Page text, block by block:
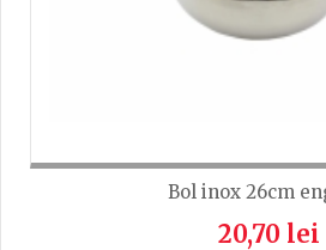
Bol inox 26cm
20,70 lei